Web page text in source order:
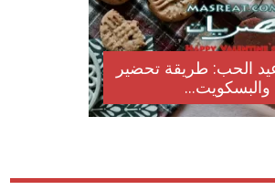
الحب: طريقة تحضير
والبسكويت...